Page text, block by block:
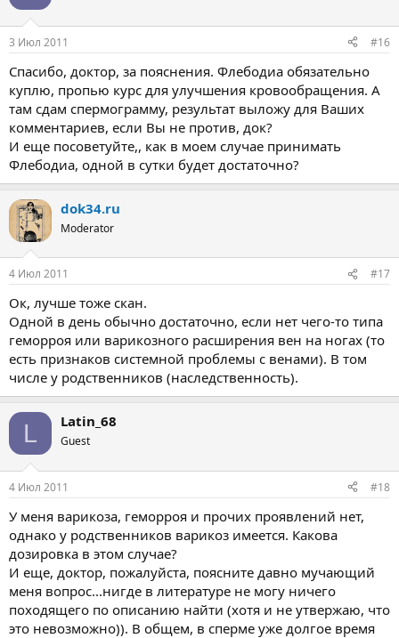
3 Июл 2011 #16
Спасибо, доктор, за пояснения. Флебодиа обязательно
куплю, пропью курс для улучшения кровообращения. А
там сдам спермограмму, результат выложу для Ваших
комментариев, если Вы не против, док?
И еще посоветуйте,, как в моем случае принимать
Флебодиа, одной в сутки будет достаточно?
dok34.ru
Moderator
4 Июл 2011 #17
Ок, лучше тоже скан.
Одной в день обычно достаточно, если нет чего-то типа
геморроя или варикозного расширения вен на ногах (то
есть признаков системной проблемы с венами). В том
числе у родственников (наследственность).
L Latin_68
Guest
4 Июл 2011 #18
У меня варикоза, геморроя и прочих проявлений нет,
однако у родственников варикоз имеется. Какова
дозировка в этом случае?
И еще, доктор, пожалуйста, поясните давно мучающий
меня вопрос...нигде в литературе не могу ничего
походящего по описанию найти (хотя и не утвержаю, что
это невозможно)). В общем, в сперме уже долгое время